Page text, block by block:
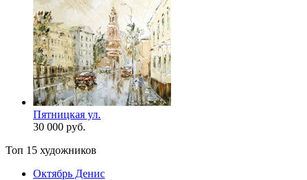
Пятницкая ул.
30 000 руб.
Топ 15 художников
Октябрь Денис